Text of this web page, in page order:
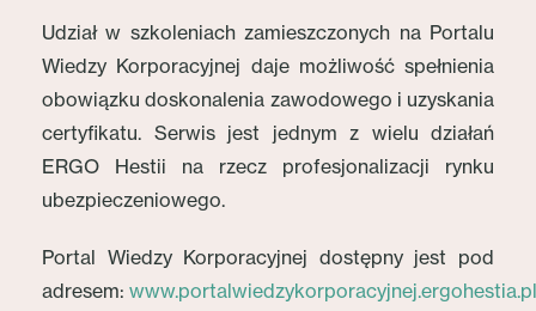
Udział w szkoleniach zamieszczonych na Portalu
Wiedzy Korporacyjnej daje możliwość spełnienia
obowiązku doskonalenia zawodowego i uzyskania
certyfikatu. Serwis jest jednym z wielu działań
ERGO Hestii na rzecz profesjonalizacji rynku
ubezpieczeniowego.
Portal Wiedzy Korporacyjnej dostępny jest pod
adresem: www.portalwiedzykorporacyjnej.ergohestia.pl